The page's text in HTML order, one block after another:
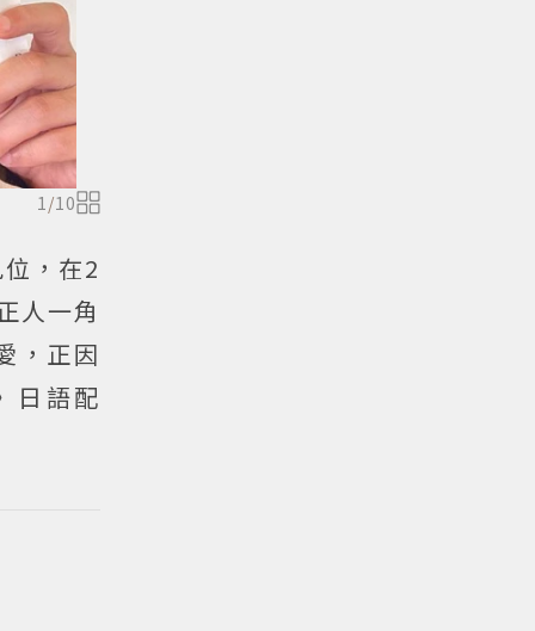
1 /10
，在2
人一角
，正因
日語配